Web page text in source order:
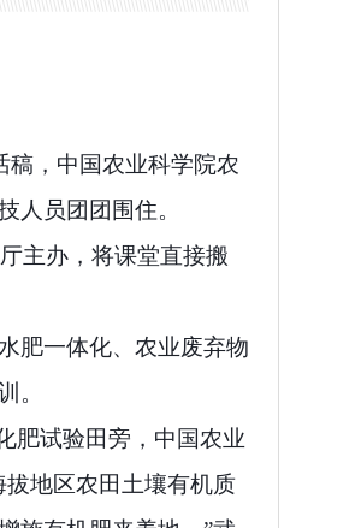
稿，中国农业科学院农
人员团团围住。
主办，将课堂直接搬
肥一体化、农业废弃物
。
肥试验田旁，中国农业
地区农田土壤有机质